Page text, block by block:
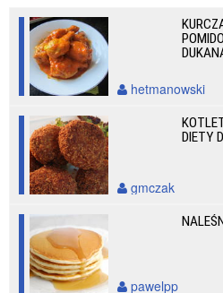
hetmanowski
DIETY
gmczak
pawelpp